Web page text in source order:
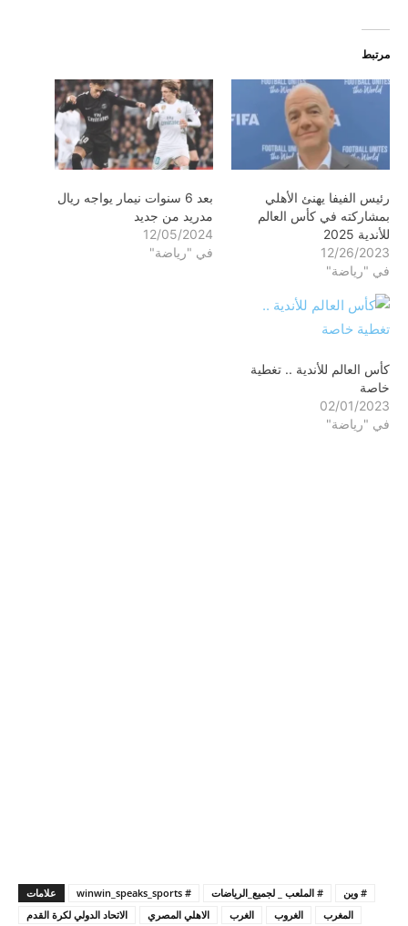
مرتبط
رئيس الفيفا يهنئ الأهلي
بمشاركته في كأس العالم
للأندية 2025
12/26/2023
في "رياضة"
بعد 6 سنوات نيمار يواجه ريال
مدريد من جديد
12/05/2024
في "رياضة"
كأس العالم للأندية .. تغطية
خاصة
02/01/2023
في "رياضة"
علامات # winwin_speaks_sports # الملعب _ لجميع_الرياضات
# وين
الاتحاد الدولي لكرة القدم
الاهلي المصري الغرب الغروب المغرب